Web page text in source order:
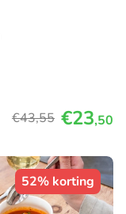
€43,55 €23,50
52% korting